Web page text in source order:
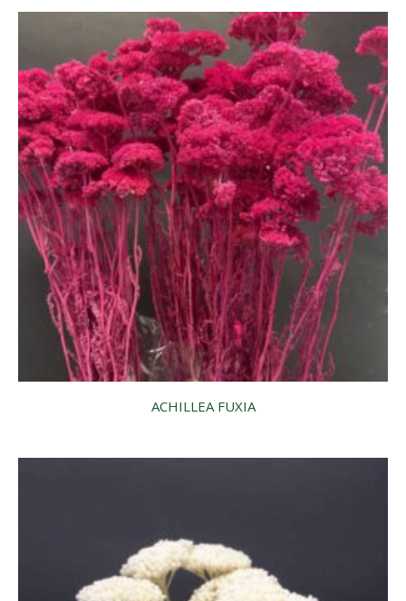
ACHILLEA FUXIA